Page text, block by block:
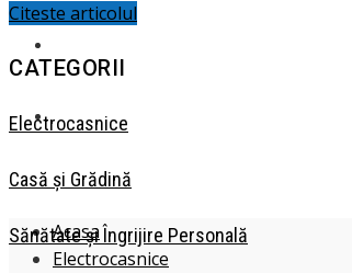
MĂMICI ȘI COPII
Acasa
Electrocasnice
Citeste articolul
CATEGORII
Electrocasnice
Casă și Grădină
Sănătate și Îngrijire Personală